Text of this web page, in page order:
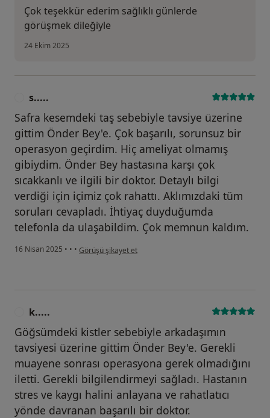
Çok teşekkür ederim sağlıklı günlerde
görüşmek dileğiyle
24 Ekim 2025
s.....
Safra kesemdeki taş sebebiyle tavsiye üzerine
gittim Önder Bey'e. Çok başarılı, sorunsuz bir
operasyon geçirdim. Hiç ameliyat olmamış
gibiydim. Önder Bey hastasına karşı çok
sıcakkanlı ve ilgili bir doktor. Detaylı bilgi
verdiği için içimiz çok rahattı. Aklımızdaki tüm
soruları cevapladı. İhtiyaç duyduğumda
telefonla da ulaşabildim. Çok memnun kaldım.
16 Nisan 2025 • • • kullanıcının görüşüne göre s.....
Görüşü şikayet et
k.....
Göğsümdeki kistler sebebiyle arkadaşımın
tavsiyesi üzerine gittim Önder Bey'e. Gerekli
muayene sonrası operasyona gerek olmadığını
iletti. Gerekli bilgilendirmeyi sağladı. Hastanın
stres ve kaygı halini anlayana ve rahatlatıcı
yönde davranan başarılı bir doktor.